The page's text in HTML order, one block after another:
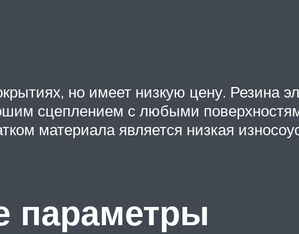
но имеет низкую цену. Резина
сцеплением с любыми
материала является низкая
параметры